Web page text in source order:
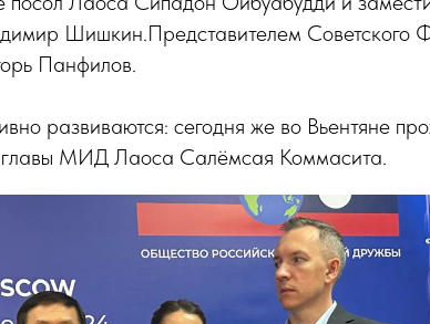
Шишкин.Представителем
Панфилов.
развиваются: сегодня же во Вьентяне
главы МИД Лаоса Салёмсая Коммасита.